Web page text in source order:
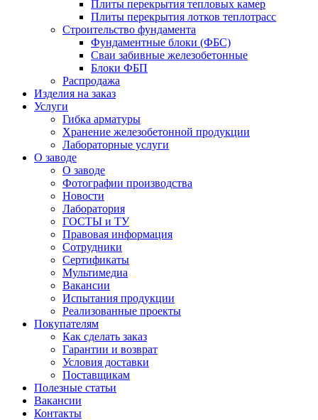
Плиты перекрытия тепловых камер
Плиты перекрытия лотков теплотрасс
Строительство фундамента
Фундаментные блоки (ФБС)
Сваи забивные железобетонные
Блоки ФБП
Распродажа
Изделия на заказ
Услуги
Гибка арматуры
Хранение железобетонной продукции
Лабораторные услуги
О заводе
О заводе
Фотографии производства
Новости
Лаборатория
ГОСТЫ и ТУ
Правовая информация
Сотрудники
Сертификаты
Мультимедиа
Вакансии
Испытания продукции
Реализованные проекты
Покупателям
Как сделать заказ
Гарантии и возврат
Условия доставки
Поставщикам
Полезные статьи
Вакансии
Контакты